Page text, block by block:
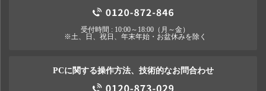
受付時間 : 10:00～18:00（月～金）
※土、日、祝日、年末年始・お盆休みを除く
PCに関する操作方法、技術的なお問合わせ